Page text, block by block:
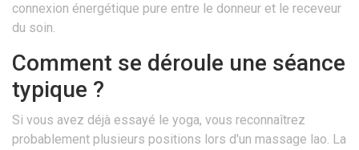
connexion énergétique pure entre le donneur et le receveur
du soin.
Comment se déroule une séance
typique ?
Si vous avez déjà essayé le yoga, vous reconnaîtrez
probablement plusieurs positions lors d'un massage lao. La